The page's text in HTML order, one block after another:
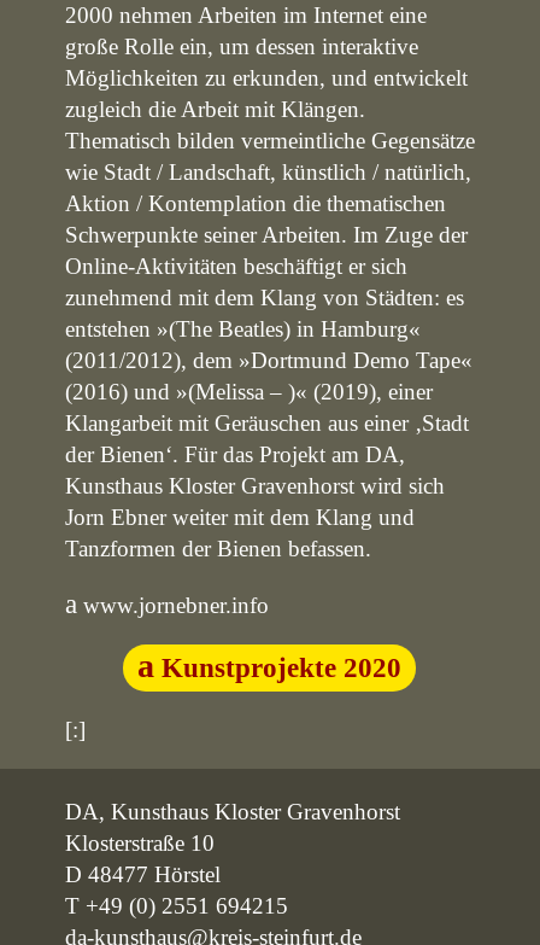
2000 nehmen Arbeiten im Internet eine
große Rolle ein, um dessen interaktive
Möglichkeiten zu erkunden, und entwickelt
zugleich die Arbeit mit Klängen.
Thematisch bilden vermeintliche Gegensätze
wie Stadt / Landschaft, künstlich / natürlich,
Aktion / Kontemplation die thematischen
Schwerpunkte seiner Arbeiten. Im Zuge der
Online-Aktivitäten beschäftigt er sich
zunehmend mit dem Klang von Städten: es
entstehen »(The Beatles) in Hamburg«
(2011/2012), dem »Dortmund Demo Tape«
(2016) und »(Melissa – )« (2019), einer
Klangarbeit mit Geräuschen aus einer ‚Stadt
der Bienen‘. Für das Projekt am DA,
Kunsthaus Kloster Gravenhorst wird sich
Jorn Ebner weiter mit dem Klang und
Tanzformen der Bienen befassen.
www.jornebner.info
Kunstprojekte 2020
[:]
DA, Kunsthaus Kloster Gravenhorst
Klosterstraße 10
D 48477 Hörstel
T +49 (0) 2551 694215
da-kunsthaus@kreis-steinfurt.de